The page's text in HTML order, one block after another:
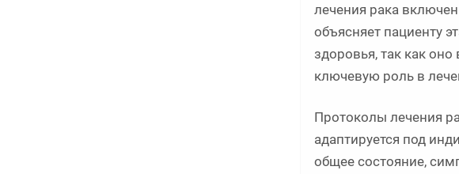
лечения рака
объясняет пациенту
здоровья, так как
ключевую роль в
Протоколы лечения
адаптируется под
общее состояние,